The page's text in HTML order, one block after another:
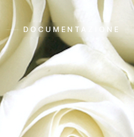
DOCUMENTAZIONE